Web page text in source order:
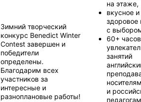
Зимний творческий
конкурс Benedict Winter
Contest завершен и
победители
определены.
Благодарим всех
участников за
интересные и
разноплановые работы!
на этаже,
вкусное и
здоровое
с
60+ часов
занятий
и